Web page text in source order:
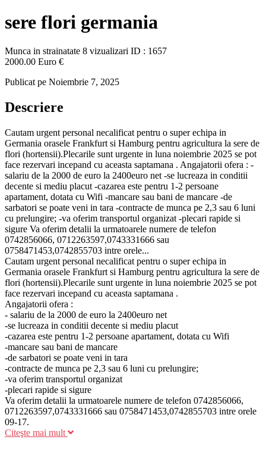
sere flori germania
Munca in strainatate 8 vizualizari ID : 1657
2000.00 Euro €
Publicat pe Noiembrie 7, 2025
Descriere
Cautam urgent personal necalificat pentru o super echipa in
Germania orasele Frankfurt si Hamburg pentru agricultura la sere de
flori (hortensii).Plecarile sunt urgente in luna noiembrie 2025 se pot
face rezervari incepand cu aceasta saptamana . Angajatorii ofera : -
salariu de la 2000 de euro la 2400euro net -se lucreaza in conditii
decente si mediu placut -cazarea este pentru 1-2 persoane
apartament, dotata cu Wifi -mancare sau bani de mancare -de
sarbatori se poate veni in tara -contracte de munca pe 2,3 sau 6 luni
cu prelungire; -va oferim transportul organizat -plecari rapide si
sigure Va oferim detalii la urmatoarele numere de telefon
0742856066, 0712263597,0743331666 sau
0758471453,0742855703 intre orele...
Cautam urgent personal necalificat pentru o super echipa in
Germania orasele Frankfurt si Hamburg pentru agricultura la sere de
flori (hortensii).Plecarile sunt urgente in luna noiembrie 2025 se pot
face rezervari incepand cu aceasta saptamana .
Angajatorii ofera :
- salariu de la 2000 de euro la 2400euro net
-se lucreaza in conditii decente si mediu placut
-cazarea este pentru 1-2 persoane apartament, dotata cu Wifi
-mancare sau bani de mancare
-de sarbatori se poate veni in tara
-contracte de munca pe 2,3 sau 6 luni cu prelungire;
-va oferim transportul organizat
-plecari rapide si sigure
Va oferim detalii la urmatoarele numere de telefon 0742856066,
0712263597,0743331666 sau 0758471453,0742855703 intre orele
09-17.
Citeşte mai mult